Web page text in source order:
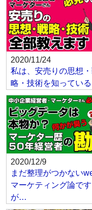
2020/11/24
私は、安売りの思想
略・技術を知っている
2020/12/9
まだ整理がつかない
マーケティング論です
が…